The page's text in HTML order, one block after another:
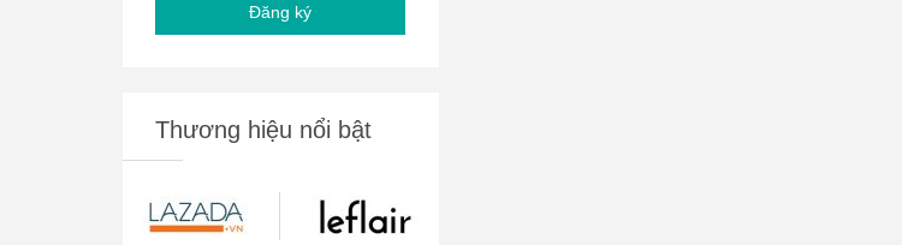
Đăng ký
Thương hiệu nổi bật